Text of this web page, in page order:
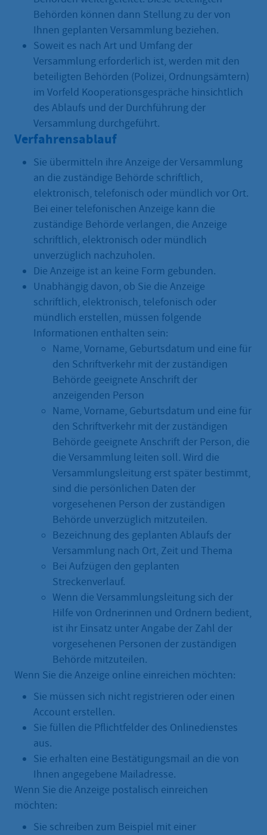
Behörden können dann Stellung zu der von
Ihnen geplanten Versammlung beziehen.
Soweit es nach Art und Umfang der
Versammlung erforderlich ist, werden mit den
beteiligten Behörden (Polizei, Ordnungsämtern)
im Vorfeld Kooperationsgespräche hinsichtlich
des Ablaufs und der Durchführung der
Versammlung durchgeführt.
Verfahrensablauf
Sie übermitteln ihre Anzeige der Versammlung
an die zuständige Behörde schriftlich,
elektronisch, telefonisch oder mündlich vor Ort.
Bei einer telefonischen Anzeige kann die
zuständige Behörde verlangen, die Anzeige
schriftlich, elektronisch oder mündlich
unverzüglich nachzuholen.
Die Anzeige ist an keine Form gebunden.
Unabhängig davon, ob Sie die Anzeige
schriftlich, elektronisch, telefonisch oder
mündlich erstellen, müssen folgende
Informationen enthalten sein:
Name, Vorname, Geburtsdatum und eine für
den Schriftverkehr mit der zuständigen
Behörde geeignete Anschrift der
anzeigenden Person
Name, Vorname, Geburtsdatum und eine für
den Schriftverkehr mit der zuständigen
Behörde geeignete Anschrift der Person, die
die Versammlung leiten soll. Wird die
Versammlungsleitung erst später bestimmt,
sind die persönlichen Daten der
vorgesehenen Person der zuständigen
Behörde unverzüglich mitzuteilen.
Bezeichnung des geplanten Ablaufs der
Versammlung nach Ort, Zeit und Thema
Bei Aufzügen den geplanten
Streckenverlauf.
Wenn die Versammlungsleitung sich der
Hilfe von Ordnerinnen und Ordnern bedient,
ist ihr Einsatz unter Angabe der Zahl der
vorgesehenen Personen der zuständigen
Behörde mitzuteilen.
Wenn Sie die Anzeige online einreichen möchten:
Sie müssen sich nicht registrieren oder einen
Account erstellen.
Sie füllen die Pflichtfelder des Onlinedienstes
aus.
Sie erhalten eine Bestätigungsmail an die von
Ihnen angegebene Mailadresse.
Wenn Sie die Anzeige postalisch einreichen
möchten:
Sie schreiben zum Beispiel mit einer